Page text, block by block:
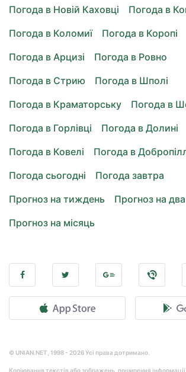
Погода в Новій Каховці
Погода в
Погода в Коломиї
Погода в Коропі
Погода в Арцизі
Погода в Ровно
Погода в Стрию
Погода в Шполі
Погода в Краматорську
Погода в
Погода в Горлівці
Погода в Долині
Погода в Ковелі
Погода в
Погода сьогодні
Погода завтра
Прогноз на тиждень
Прогноз на
Прогноз на місяць
© UNIAN.NET, 1998 - 2026 Усі права дотримано.
Копіювання текстів або зображень, поширення